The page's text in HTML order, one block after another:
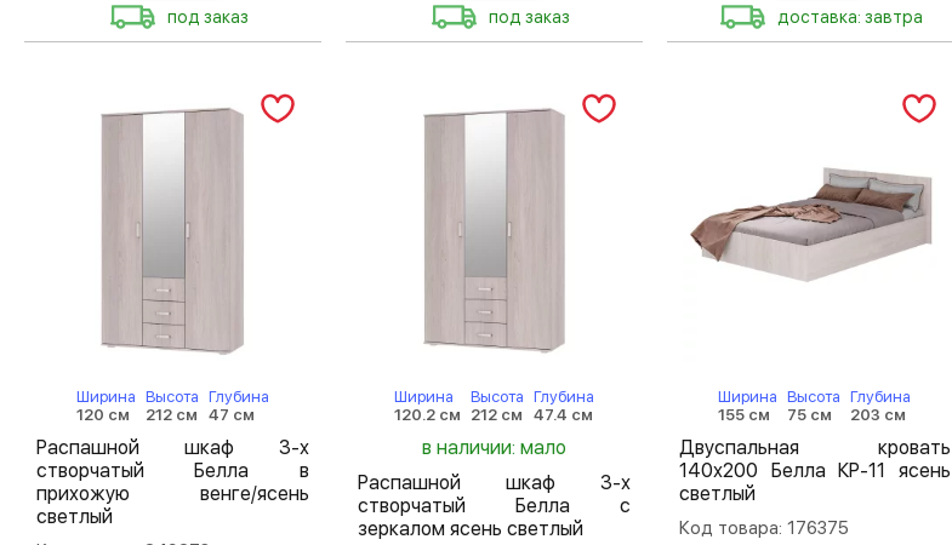
под заказ под заказ доставка: завтра
Ширина
120 см
Высота
212 см
Глубина
47 см
Распашной шкаф 3-х
створчатый Белла в
прихожую венге/ясень
светлый
Ширина
120.2 см
Высота
212 см
Глубина
47.4 см
в наличии: мало
Распашной шкаф 3-х
створчатый Белла с
зеркалом ясень светлый
Ширина
155 см
Высота
75 см
Глубина
203 см
Двуспальная кровать
140х200 Белла КР-11 ясень
светлый
Код товара: 176375